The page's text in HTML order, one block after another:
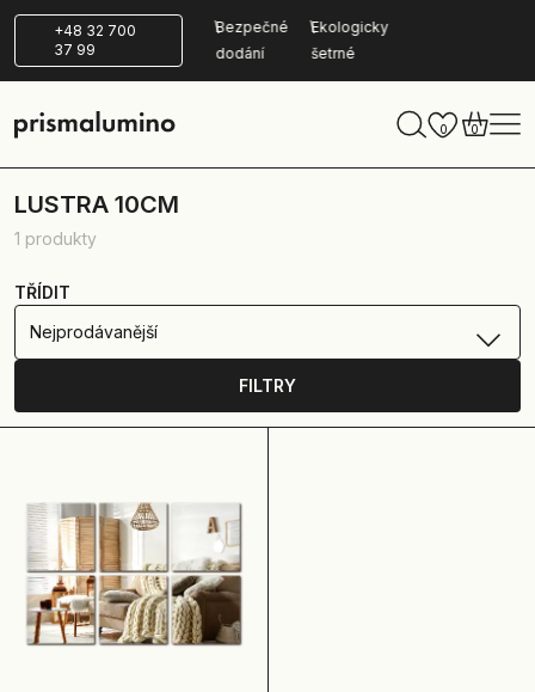
+48 32 700
37 99
14 dní na
vrácení zboží
Bezpečné
dodání
Ekologicky
šetrné
0 0
LUSTRA 10CM
1 produkty
TŘÍDIT
Nejprodávanější
FILTRY